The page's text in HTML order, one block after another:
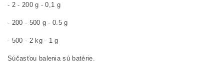
- 2 - 200 g - 0,1 g
- 200 - 500 g - 0.5 g
- 500 - 2 kg - 1 g
Súčasťou balenia sú batérie.